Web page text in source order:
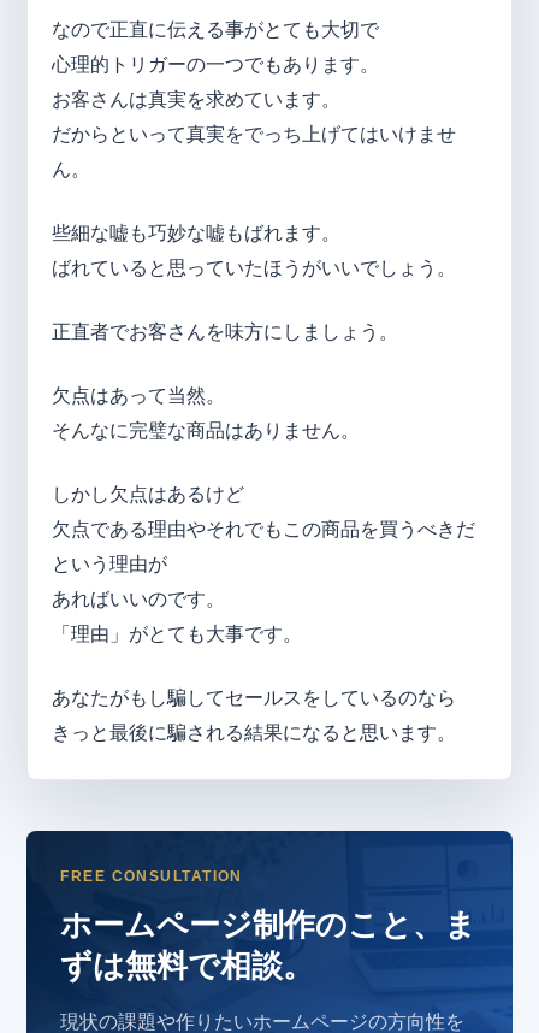
なので正直に伝える事がとても大切で
心理的トリガーの一つでもあります。
お客さんは真実を求めています。
だからといって真実をでっち上げてはいけませ
ん。
些細な嘘も巧妙な嘘もばれます。
ばれていると思っていたほうがいいでしょう。
正直者でお客さんを味方にしましょう。
欠点はあって当然。
そんなに完璧な商品はありません。
しかし欠点はあるけど
欠点である理由やそれでもこの商品を買うべきだ
という理由が
あればいいのです。
「理由」がとても大事です。
あなたがもし騙してセールスをしているのなら
きっと最後に騙される結果になると思います。
FREE CONSULTATION
ホームページ制作のこと、ま
ずは無料で相談。
現状の課題や作りたいホームページの方向性を